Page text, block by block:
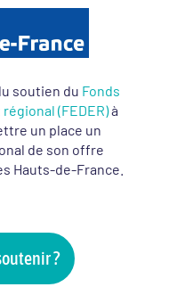
soutien du Fonds
(FEDER)à
un place un
de son offre
Hauts-de-France.
?